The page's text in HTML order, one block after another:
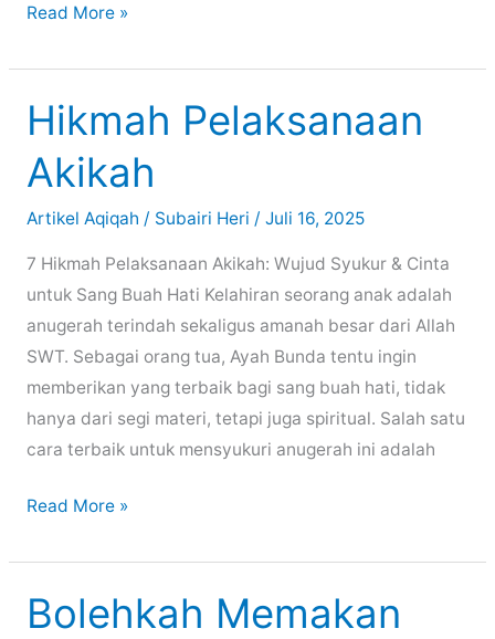
Read More »
Hikmah Pelaksanaan
Akikah
Artikel Aqiqah / Subairi Heri / Juli 16, 2025
7 Hikmah Pelaksanaan Akikah: Wujud Syukur & Cinta
untuk Sang Buah Hati Kelahiran seorang anak adalah
anugerah terindah sekaligus amanah besar dari Allah
SWT. Sebagai orang tua, Ayah Bunda tentu ingin
memberikan yang terbaik bagi sang buah hati, tidak
hanya dari segi materi, tetapi juga spiritual. Salah satu
cara terbaik untuk mensyukuri anugerah ini adalah
Hikmah
Akikah
Read More »
Bolehkah Memakan